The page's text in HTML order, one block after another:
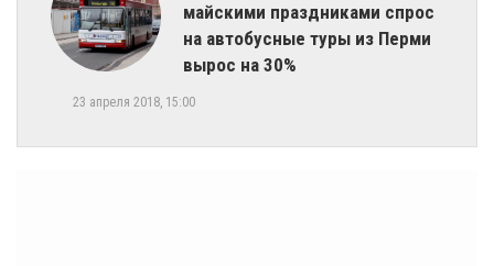
майскими праздниками спрос
на автобусные туры из Перми
вырос на 30%
23 апреля 2018, 15:00